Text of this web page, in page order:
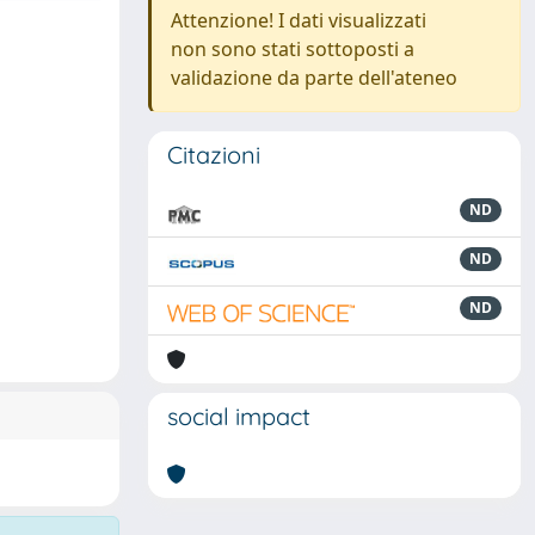
Attenzione! I dati visualizzati
non sono stati sottoposti a
validazione da parte dell'ateneo
Citazioni
ND
ND
ND
social impact